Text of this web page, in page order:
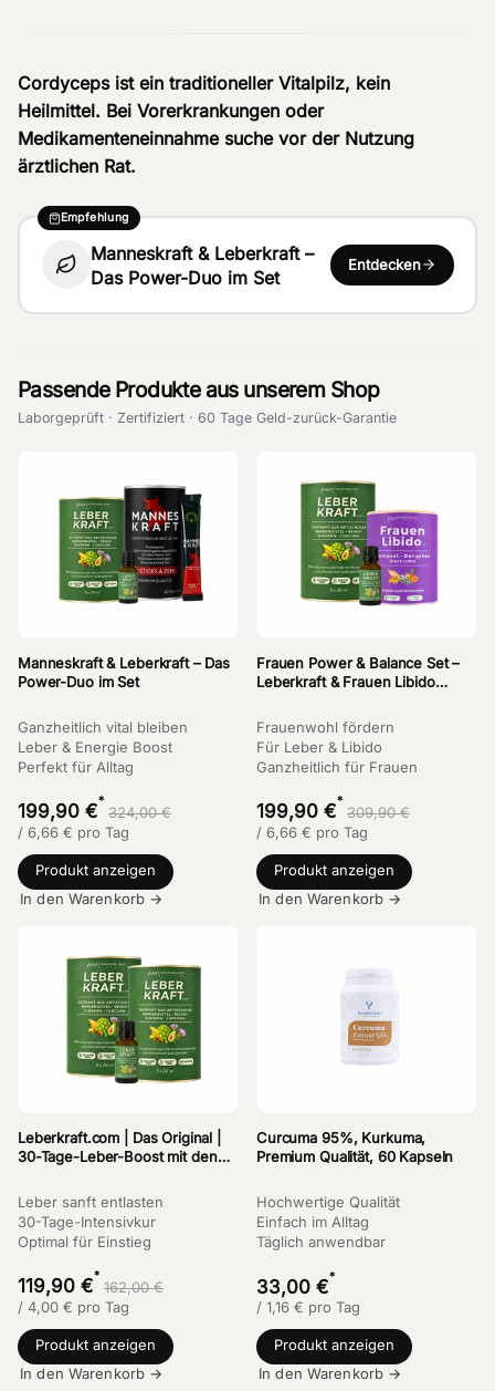
Cordyceps ist ein traditioneller Vitalpilz, kein
Heilmittel. Bei Vorerkrankungen oder
Medikamenteneinnahme suche vor der Nutzung
ärztlichen Rat.
Empfehlung
Manneskraft & Leberkraft –
Das Power-Duo im Set
Entdecken
Passende Produkte aus unserem Shop
Laborgeprüft · Zertifiziert · 60 Tage Geld-zurück-Garantie
Manneskraft & Leberkraft – Das
Power-Duo im Set
Ganzheitlich vital bleiben
Leber & Energie Boost
Perfekt für Alltag
199,90 €*
324,00 €
/ 6,66 € pro Tag
Produkt anzeigen
In den Warenkorb →
Frauen Power & Balance Set –
Leberkraft & Frauen Libido
Frauenwohl fördern
Für Leber & Libido
Ganzheitlich für Frauen
199,90 €*
309,90 €
/ 6,66 € pro Tag
Produkt anzeigen
In den Warenkorb →
Leberkraft.com | Das Original |
30-Tage-Leber-Boost mit den
Mariendistel
Leber sanft entlasten
30-Tage-Intensivkur
Optimal für Einstieg
119,90 €*
162,00 €
/ 4,00 € pro Tag
Produkt anzeigen
In den Warenkorb →
Curcuma 95%, Kurkuma,
Premium Qualität, 60 Kapseln
Hochwertige Qualität
Einfach im Alltag
Täglich anwendbar
33,00 €*
/ 1,16 € pro Tag
Produkt anzeigen
In den Warenkorb →